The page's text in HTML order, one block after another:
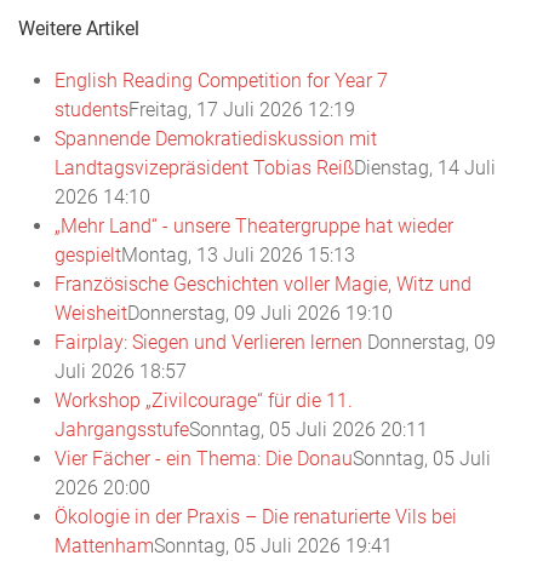
Weitere Artikel
English Reading Competition for Year 7
studentsFreitag, 17 Juli 2026 12:19
Spannende Demokratiediskussion mit
Landtagsvizepräsident Tobias ReißDienstag, 14 Juli
2026 14:10
„Mehr Land“ - unsere Theatergruppe hat wieder
gespieltMontag, 13 Juli 2026 15:13
Französische Geschichten voller Magie, Witz und
WeisheitDonnerstag, 09 Juli 2026 19:10
Fairplay: Siegen und Verlieren lernen Donnerstag, 09
Juli 2026 18:57
Workshop „Zivilcourage“ für die 11.
JahrgangsstufeSonntag, 05 Juli 2026 20:11
Vier Fächer - ein Thema: Die DonauSonntag, 05 Juli
2026 20:00
Ökologie in der Praxis – Die renaturierte Vils bei
MattenhamSonntag, 05 Juli 2026 19:41